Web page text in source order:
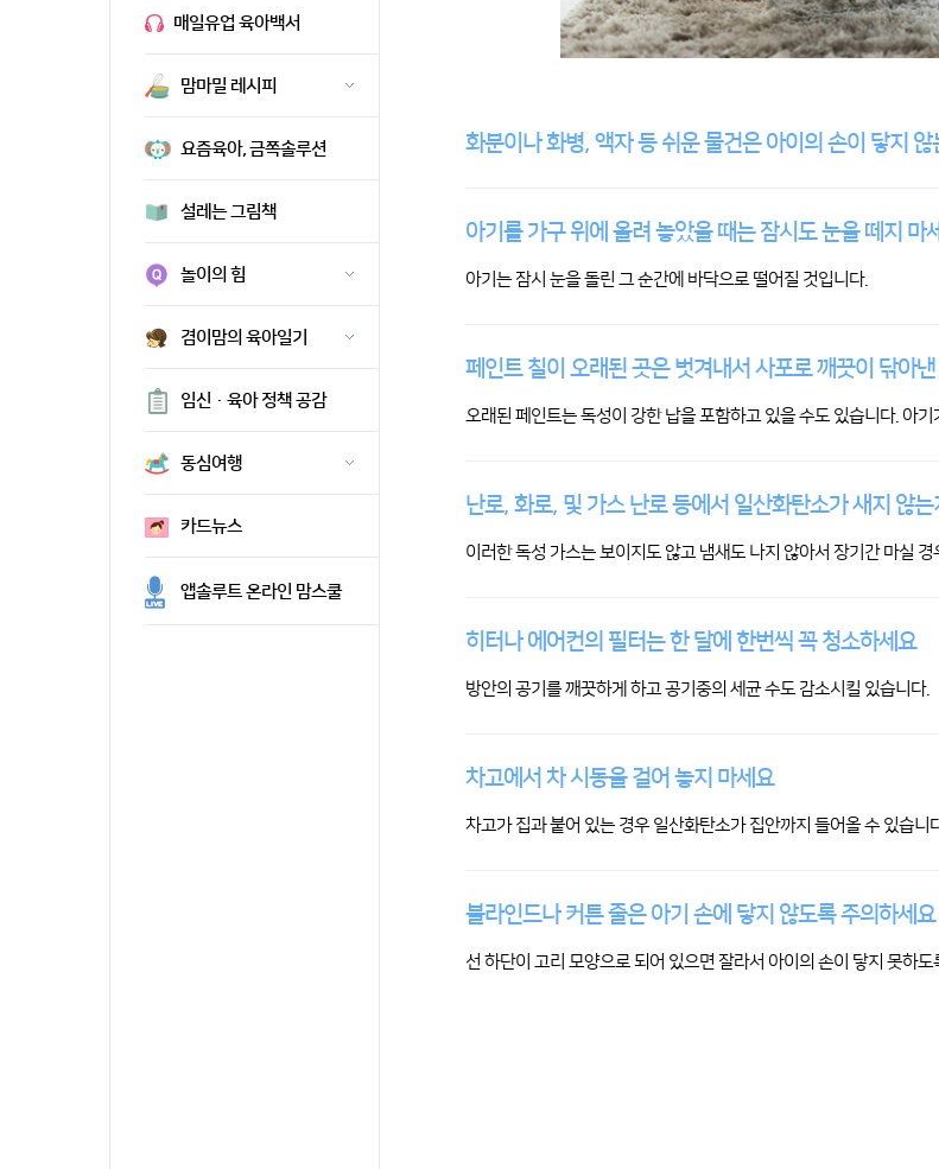
매일유업 육아백서
맘마밀 레시피
요즘육아, 금쪽솔루션
설레는 그림책
놀이의 힘
겸이맘의 육아일기
임신·육아 정책 공감
동심여행
카드뉴스
앱솔루트 온라인 맘스쿨
화분이나 화병, 액자 등 쉬운 물건은 아이의 손이 닿지 않
아기를 가구 위에 올려 놓았을 때는 잠시도 눈을 떼지 마
아기는 잠시 눈을 돌린 그 순간에 바닥으로 떨어질 것입니다.
페인트 칠이 오래된 곳은 벗겨내서 사포로 깨끗이 닦아
오래된 페인트는 독성이 강한 납을 포함하고 있을 수도 있습니다. 아
난로, 화로, 및 가스 난로 등에서 일산화탄소가 새지 않
이러한 독성 가스는 보이지도 않고 냄새도 나지 않아서 장기간 마실
히터나 에어컨의 필터는 한 달에 한번씩 꼭 청소하세요
방안의 공기를 깨끗하게 하고 공기중의 세균 수도 감소시킬 있습니다.
차고에서 차 시동을 걸어 놓지 마세요
차고가 집과 붙어 있는 경우 일산화탄소가 집안까지 들어올 수 있습
블라인드나 커튼 줄은 아기 손에 닿지 않도록 주의하세요
선 하단이 고리 모양으로 되어 있으면 잘라서 아이의 손이 닿지 못하